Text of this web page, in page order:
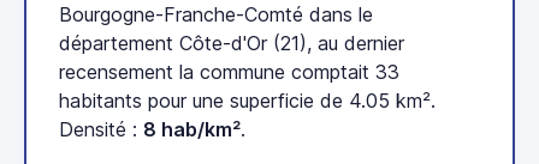
Bourgogne-Franche-Comté dans le
département Côte-d'Or (21), au dernier
recensement la commune comptait 33
habitants pour une superficie de 4.05 km².
Densité : 8 hab/km².